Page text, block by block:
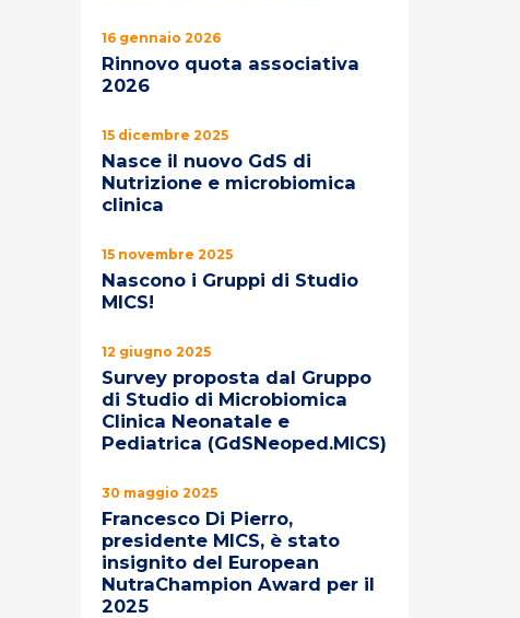
16 gennaio 2026
Rinnovo quota associativa
2026
15 dicembre 2025
Nasce il nuovo GdS di
Nutrizione e microbiomica
clinica
15 novembre 2025
Nascono i Gruppi di Studio
MICS!
12 giugno 2025
Survey proposta dal Gruppo
di Studio di Microbiomica
Clinica Neonatale e
Pediatrica (GdSNeoped.MICS)
30 maggio 2025
Francesco Di Pierro,
presidente MICS, è stato
insignito del European
NutraChampion Award per il
2025